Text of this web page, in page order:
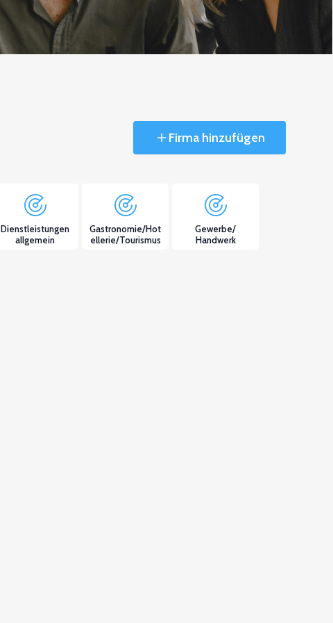
Firma hinzufügen
Dienstleistungen
allgemein
Gastronomie/Hot
ellerie/Tourismus
Gewerbe/
Handwerk